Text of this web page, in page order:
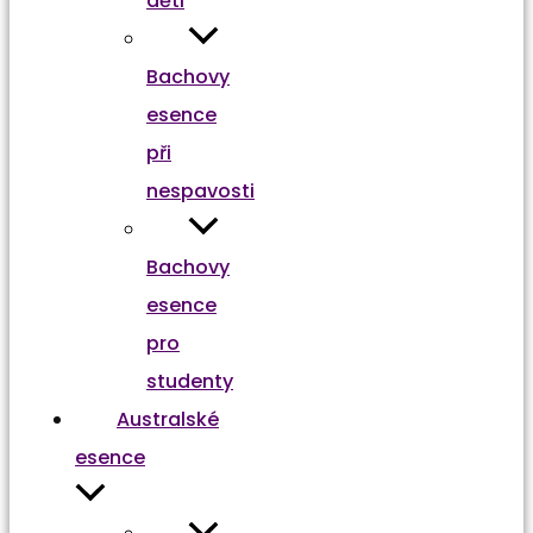
Bachovy
esence
při
nespavosti
Bachovy
esence
pro
studenty
Australské
esence